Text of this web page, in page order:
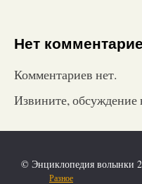
Нет
Комментариев нет.
Извините,
© Энциклопедия волынки
Разное